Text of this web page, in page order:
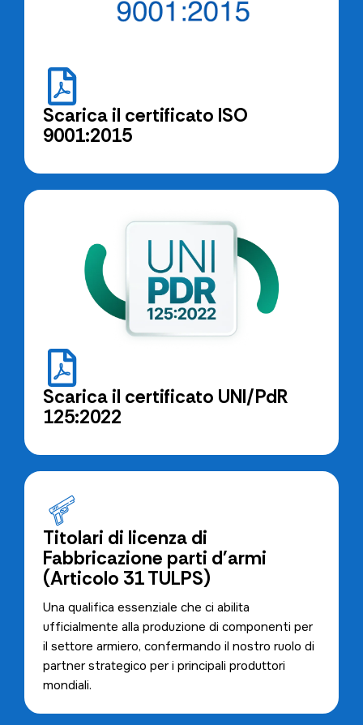
Scarica il certificato ISO
9001:2015
Scarica il certificato UNI/PdR
125:2022
Titolari di licenza di
Fabbricazione parti d'armi
(Articolo 31 TULPS)
Una qualifica essenziale che ci abilita
ufficialmente alla produzione di componenti per
il settore armiero, confermando il nostro ruolo di
partner strategico per i principali produttori
mondiali.